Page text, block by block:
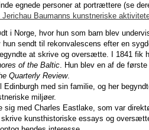
egnede personer at portrættere (se
Jerichau Baumanns kunstneriske
i Norge, hvor hun som barn blev
sendt til rekonvalescens efter en
at skrive og oversætte. I 1841 fik
of the Baltic. Hun blev en af de
Quarterly Review.
Edinburgh med sin familie, og her
miljøer.
sig med Charles Eastlake, som var
kunsthistoriske essays og